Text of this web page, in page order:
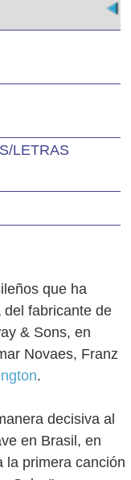
LETRAS
que ha
fabricante de
& Sons, en
Novaes, Franz
.
decisiva al
en Brasil, en
la primera canción